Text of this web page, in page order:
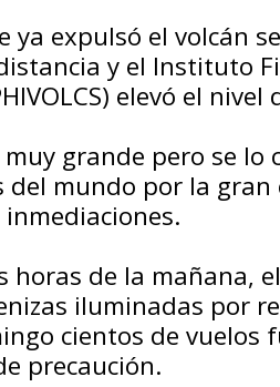
ya expulsó el volcán
y el Instituto
elevó el
muy grande pero se lo
del mundo por la
horas de la mañana,
iluminadas por
cientos de vuelos
precaución.